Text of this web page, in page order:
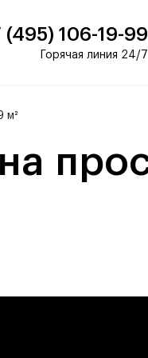
(495) 106-19-99
Горячая линия 24/7
м²